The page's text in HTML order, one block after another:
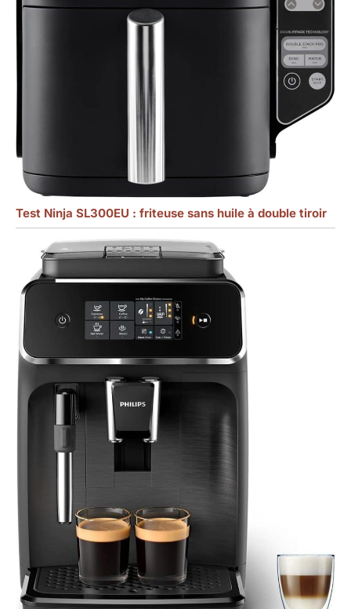
Test Ninja SL300EU : friteuse sans huile à double tiroir